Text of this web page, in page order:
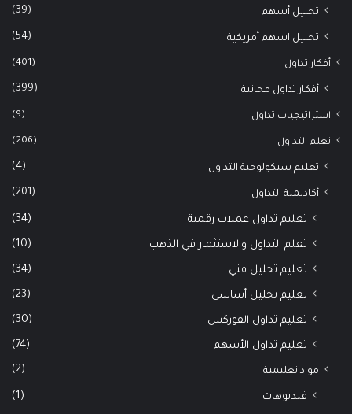
تحليل أسهم (39)
تحليل اسهم أمريكية (54)
أفكار تداول (401)
أفكار تداول مجانية (399)
استراتيجيات تداول (9)
تعلم التداول (206)
تعليم سيكولوجية التداول (4)
أكاديمية التداول (201)
تعليم تداول عملات رقمية (34)
تعلم التداول والاستثمار في الذهب (10)
تعليم تحليل فني (34)
تعليم تحليل أساسي (23)
تعليم تداول الفوركس (30)
تعليم تداول الأسهم (74)
مواد تعليمية (2)
فيديوهات (1)